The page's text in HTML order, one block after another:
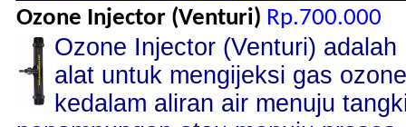
Ozone Injector (Venturi) Rp.700.000
Ozone Injector (Venturi) adalah
alat untuk mengijeksi gas ozone
kedalam aliran air menuju